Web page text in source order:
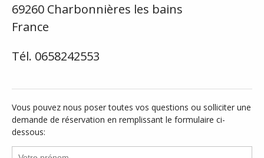
69260 Charbonnières les bains
France
Tél. 0658242553
Vous pouvez nous poser toutes vos questions ou solliciter une
demande de réservation en remplissant le formulaire ci-
dessous: